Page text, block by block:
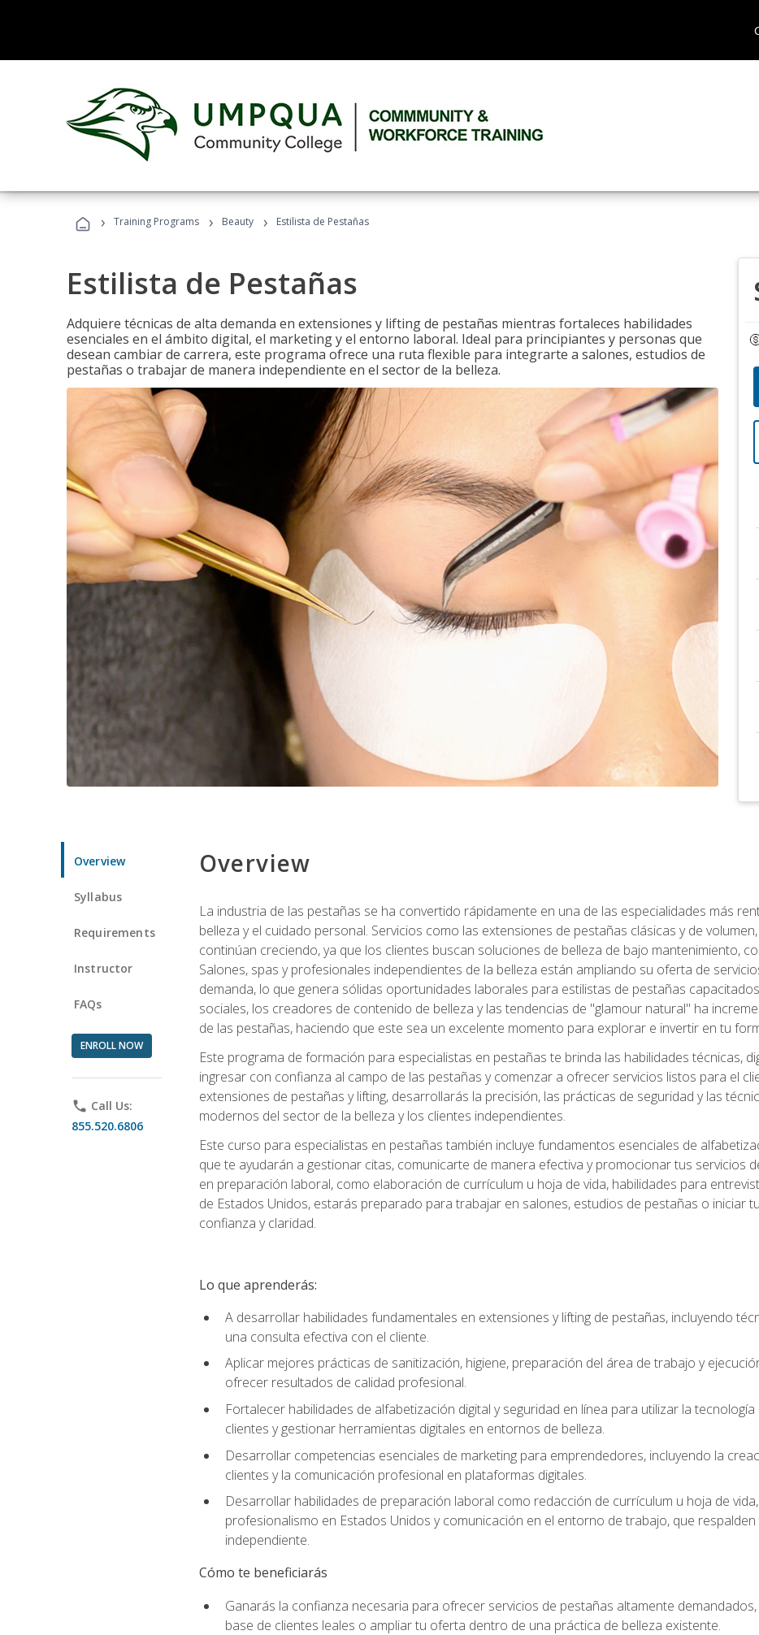
› Training Programs › Beauty › Estilista de Pestañas
Estilista de Pestañas
Adquiere técnicas de alta demanda en extensiones y lifting de pestañas mientras fortaleces habilidades
esenciales en el ámbito digital, el marketing y el entorno laboral. Ideal para principiantes y personas que
desean cambiar de carrera, este programa ofrece una ruta flexible para integrarte a salones, estudios de
pestañas o trabajar de manera independiente en el sector de la belleza.
Overview
Syllabus
Requirements
Instructor
FAQs
ENROLL NOW
phone Call Us:
855.520.6806
Overview
La industria de las pestañas se ha convertido rápidamente en una de las especialidades más
belleza y el cuidado personal. Servicios como las extensiones de pestañas clásicas y de
continúan creciendo, ya que los clientes buscan soluciones de belleza de bajo mantenimiento,
Salones, spas y profesionales independientes de la belleza están ampliando su oferta de
demanda, lo que genera sólidas oportunidades laborales para estilistas de pestañas
sociales, los creadores de contenido de belleza y las tendencias de "glamour natural" ha
de las pestañas, haciendo que este sea un excelente momento para explorar e invertir en tu
Este programa de formación para especialistas en pestañas te brinda las habilidades técnicas,
ingresar con confianza al campo de las pestañas y comenzar a ofrecer servicios listos para el
extensiones de pestañas y lifting, desarrollarás la precisión, las prácticas de seguridad y las
modernos del sector de la belleza y los clientes independientes.
Este curso para especialistas en pestañas también incluye fundamentos esenciales de
que te ayudarán a gestionar citas, comunicarte de manera efectiva y promocionar tus servicios
en preparación laboral, como elaboración de currículum u hoja de vida, habilidades para
de Estados Unidos, estarás preparado para trabajar en salones, estudios de pestañas o iniciar
confianza y claridad.
Lo que aprenderás:
A desarrollar habilidades fundamentales en extensiones y lifting de pestañas, incluyendo
una consulta efectiva con el cliente.
Aplicar mejores prácticas de sanitización, higiene, preparación del área de trabajo y
ofrecer resultados de calidad profesional.
Fortalecer habilidades de alfabetización digital y seguridad en línea para utilizar la
clientes y gestionar herramientas digitales en entornos de belleza.
Desarrollar competencias esenciales de marketing para emprendedores, incluyendo la
clientes y la comunicación profesional en plataformas digitales.
Desarrollar habilidades de preparación laboral como redacción de currículum u hoja de
profesionalismo en Estados Unidos y comunicación en el entorno de trabajo, que
independiente.
Cómo te beneficiarás
Ganarás la confianza necesaria para ofrecer servicios de pestañas altamente
base de clientes leales o ampliar tu oferta dentro de una práctica de belleza existente.